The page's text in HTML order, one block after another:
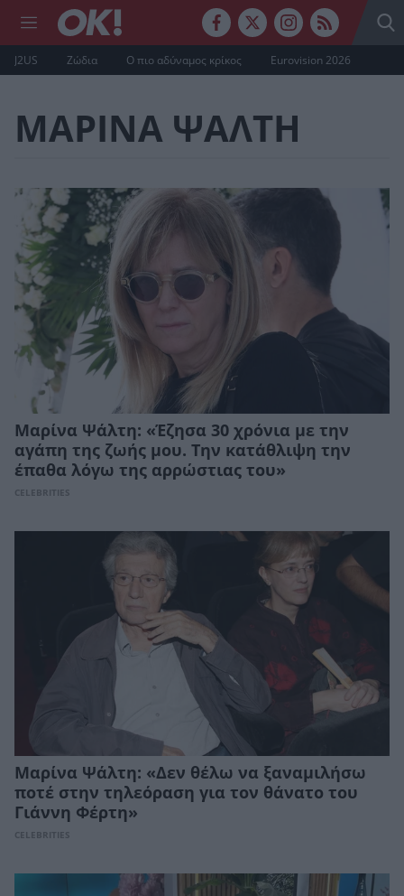
J2US Ζώδια Ο πιο αδύναμος κρίκος Eurovision 2026
ΜΑΡΙΝΑ ΨΑΛΤΗ
Μαρίνα Ψάλτη: «Έζησα 30 χρόνια με την
αγάπη της ζωής μου. Την κατάθλιψη την
έπαθα λόγω της αρρώστιας του»
CELEBRITIES
Μαρίνα Ψάλτη: «Δεν θέλω να ξαναμιλήσω
ποτέ στην τηλεόραση για τον θάνατο του
Γιάννη Φέρτη»
CELEBRITIES